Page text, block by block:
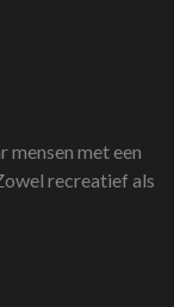
mensen met een
recreatief als